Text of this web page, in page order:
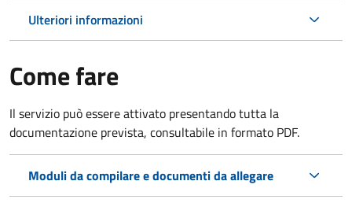
Ulteriori informazioni
Come fare
Il servizio può essere attivato presentando tutta la
documentazione prevista, consultabile in formato PDF.
Moduli da compilare e documenti da allegare